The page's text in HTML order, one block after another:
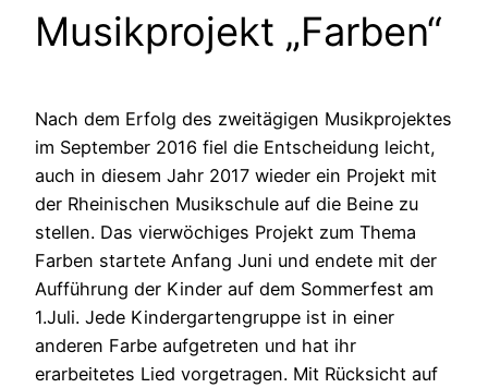
Musikprojekt „Farben“
Nach dem Erfolg des zweitägigen Musikprojektes
im September 2016 fiel die Entscheidung leicht,
auch in diesem Jahr 2017 wieder ein Projekt mit
der Rheinischen Musikschule auf die Beine zu
stellen. Das vierwöchiges Projekt zum Thema
Farben startete Anfang Juni und endete mit der
Aufführung der Kinder auf dem Sommerfest am
1.Juli. Jede Kindergartengruppe ist in einer
anderen Farbe aufgetreten und hat ihr
erarbeitetes Lied vorgetragen. Mit Rücksicht auf